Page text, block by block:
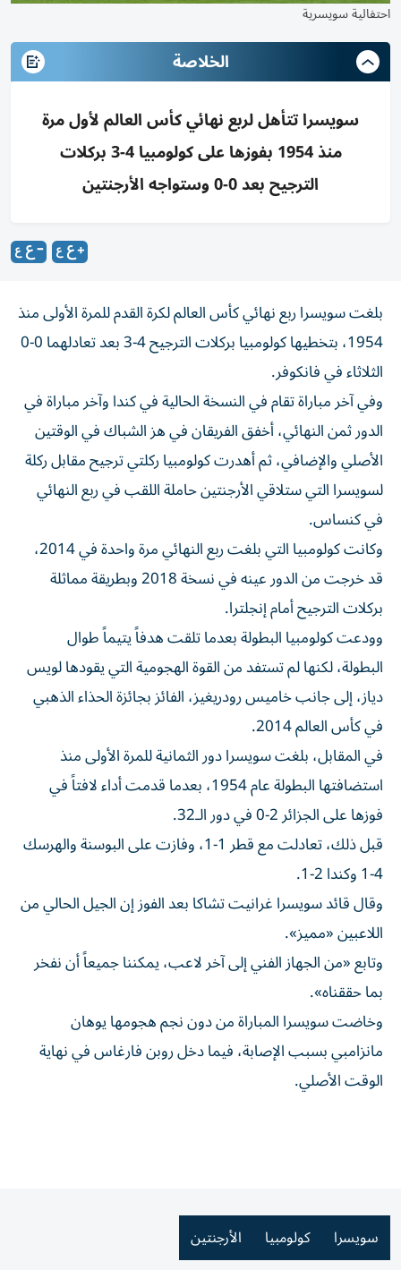
احتفالية سويسرية
الخلاصة
سويسرا تتأهل لربع نهائي كأس العالم لأول مرة
منذ 1954 بفوزها على كولومبيا 4-3 بركلات
الترجيح بعد 0-0 وستواجه الأرجنتين
بلغت سويسرا ربع نهائي كأس العالم لكرة القدم للمرة الأولى منذ
1954، بتخطيها كولومبيا بركلات الترجيح 4-3 بعد تعادلهما 0-0
الثلاثاء في فانكوفر.
وفي آخر مباراة تقام في النسخة الحالية في كندا وآخر مباراة في
الدور ثمن النهائي، أخفق الفريقان في هز الشباك في الوقتين
الأصلي والإضافي، ثم أهدرت كولومبيا ركلتي ترجيح مقابل ركلة
لسويسرا التي ستلاقي الأرجنتين حاملة اللقب في ربع النهائي
في كنساس.
وكانت كولومبيا التي بلغت ربع النهائي مرة واحدة في 2014،
قد خرجت من الدور عينه في نسخة 2018 وبطريقة مماثلة
بركلات الترجيح أمام إنجلترا.
وودعت كولومبيا البطولة بعدما تلقت هدفاً يتيماً طوال
البطولة، لكنها لم تستفد من القوة الهجومية التي يقودها لويس
دياز، إلى جانب خاميس رودريغيز، الفائز بجائزة الحذاء الذهبي
في كأس العالم 2014.
في المقابل، بلغت سويسرا دور الثمانية للمرة الأولى منذ
استضافتها البطولة عام 1954، بعدما قدمت أداء لافتاً في
فوزها على الجزائر 2-0 في دور الـ32.
قبل ذلك، تعادلت مع قطر 1-1، وفازت على البوسنة والهرسك
4-1 وكندا 2-1.
وقال قائد سويسرا غرانيت تشاكا بعد الفوز إن الجيل الحالي من
اللاعبين «مميز».
وتابع «من الجهاز الفني إلى آخر لاعب، يمكننا جميعاً أن نفخر
بما حققناه».
وخاضت سويسرا المباراة من دون نجم هجومها يوهان
مانزامبي بسبب الإصابة، فيما دخل روبن فارغاس في نهاية
الوقت الأصلي.
سويسرا كولومبيا الأرجنتين